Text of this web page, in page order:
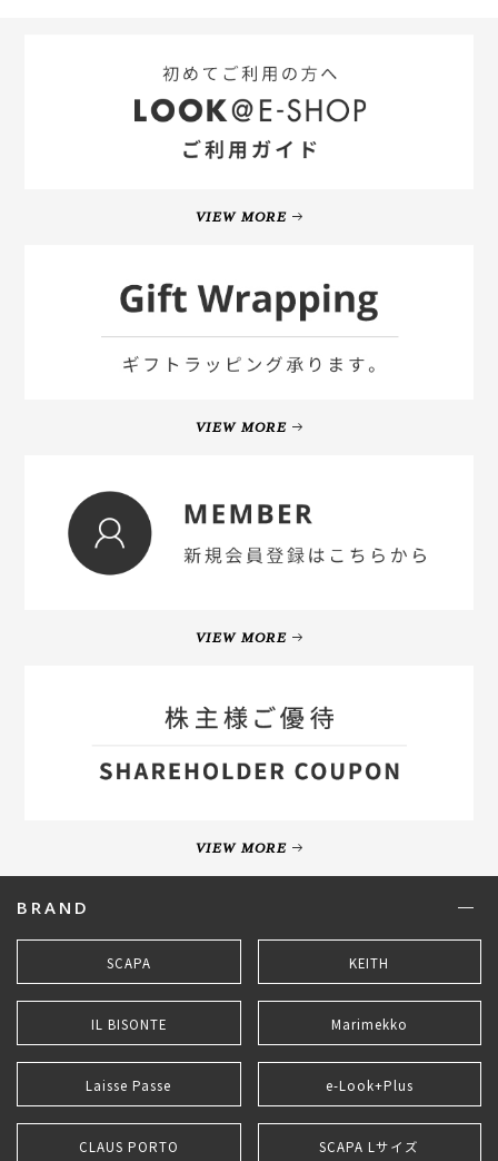
VIEW MORE
VIEW MORE
VIEW MORE
VIEW MORE
BRAND
SCAPA KEITH
IL BISONTE Marimekko
Laisse Passe e-Look+Plus
CLAUS PORTO SCAPA Lサイズ